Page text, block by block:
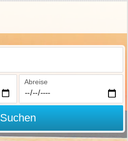
Abreise
Suchen